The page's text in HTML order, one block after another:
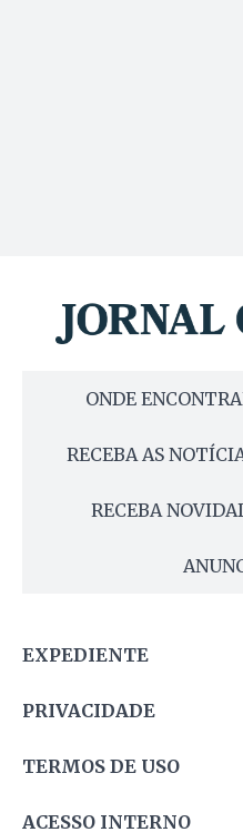
ONDE
RECEBA AS
RECEBA
EXPEDIENTE
PRIVACIDADE
TERMOS DE USO
ACESSO INTERNO